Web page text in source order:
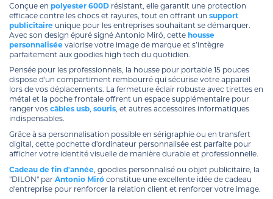
Conçue en polyester 600D résistant, elle garantit une protection
efficace contre les chocs et rayures, tout en offrant un support
publicitaire unique pour les entreprises souhaitant se démarquer.
Avec son design épuré signé Antonio Miró, cette housse
personnalisée valorise votre image de marque et s’intègre
parfaitement aux goodies high tech du quotidien.
Pensée pour les professionnels, la housse pour portable 15 pouces
dispose d'un compartiment rembourré qui sécurise votre appareil
lors de vos déplacements. La fermeture éclair robuste avec tirettes en
métal et la poche frontale offrent un espace supplémentaire pour
ranger vos câbles usb, souris, et autres accessoires informatiques
indispensables.
Grâce à sa personnalisation possible en sérigraphie ou en transfert
digital, cette pochette d'ordinateur personnalisée est parfaite pour
afficher votre identité visuelle de manière durable et professionnelle.
Cadeau de fin d'année, goodies personnalisé ou objet publicitaire, la
"DILON" par Antonio Miró constitue une excellente idée de cadeau
d'entreprise pour renforcer la relation client et renforcer votre image.